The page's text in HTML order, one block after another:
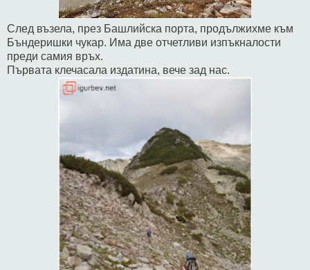
След възела, през Башлийска порта, продължихме към
Бъндеришки чукар. Има две отчетливи изпъкналости
преди самия връх.
Първата клечасала издатина, вече зад нас.